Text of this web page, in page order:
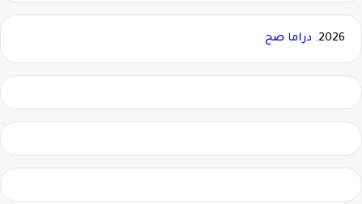
2026. دراما صح